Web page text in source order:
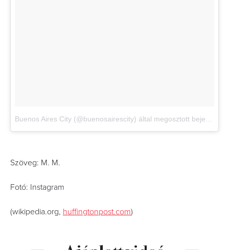
Szöveg: M. M.
Fotó: Instagram
(wikipedia.org, huffingtonpost.com)